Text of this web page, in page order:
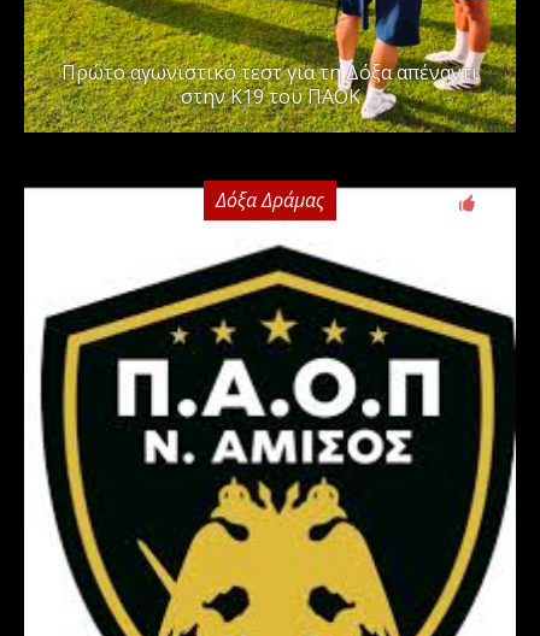
Πρώτο αγωνιστικό τεστ για τη Δόξα απέναντι
στην Κ19 του ΠΑΟΚ
Δόξα Δράμας